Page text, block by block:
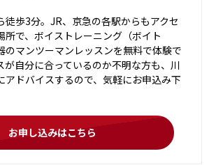
徒歩3分。JR、京急の各駅からもアクセ
所で、ボイストレーニング（ボイト
のマンツーマンレッスンを無料で体験で
が自分に合っているのか不明な方も、川
アドバイスするので、気軽にお申込み下
お申し込みはこちら